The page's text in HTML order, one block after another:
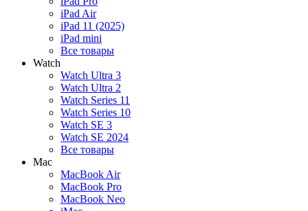
iPad Air
iPad 11 (2025)
iPad mini
Все товары
Watch
Watch Ultra 3
Watch Ultra 2
Watch Series 11
Watch Series 10
Watch SE 3
Watch SE 2024
Все товары
Mac
MacBook Air
MacBook Pro
MacBook Neo